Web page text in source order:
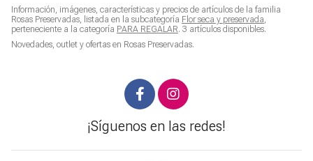
Información, imágenes, características y precios de artículos de la familia
Rosas Preservadas, listada en la subcategoría Flor seca y preservada,
perteneciente a la categoría PARA REGALAR. 3 artículos disponibles.
Novedades, outlet y ofertas en Rosas Preservadas.
¡Síguenos en las redes!